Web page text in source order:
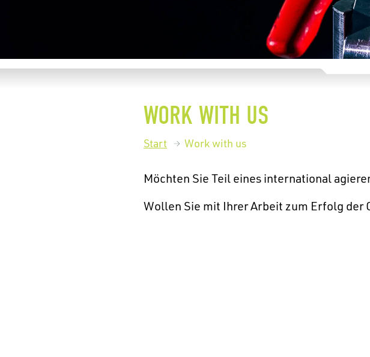
WORK WITH US
Start Work with us
Möchten Sie Teil eines international
Wollen Sie mit Ihrer Arbeit zum Erfolg der